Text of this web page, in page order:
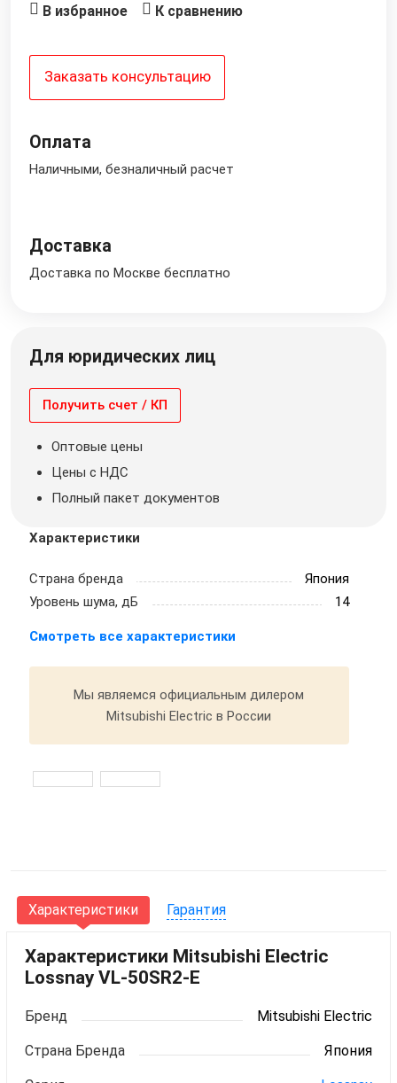
В избранное К сравнению
Заказать консультацию
Оплата
Наличными, безналичный расчет
Доставка
Доставка по Москве бесплатно
Для юридических лиц
Получить счет / КП
Оптовые цены
Цены с НДС
Полный пакет документов
Характеристики
Страна бренда
Япония
Уровень шума, дБ
14
Смотреть все характеристики
Мы являемся официальным дилером
Mitsubishi Electric в России
Характеристики Гарантия
Характеристики Mitsubishi Electric
Lossnay VL-50SR2-E
Бренд Mitsubishi Electric
Страна Бренда Япония